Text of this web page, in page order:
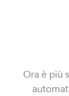
Ora è più